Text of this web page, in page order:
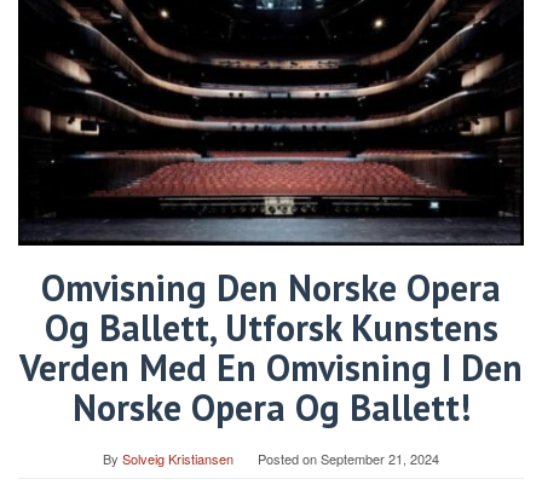
Omvisning Den Norske Opera
Og Ballett, Utforsk Kunstens
Verden Med En Omvisning I Den
Norske Opera Og Ballett!
By Solveig Kristiansen Posted onSeptember 21, 2024